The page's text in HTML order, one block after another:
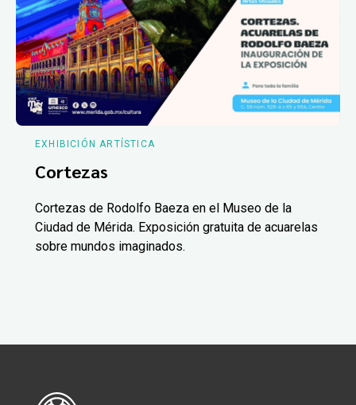
EXHIBICIÓN ARTÍSTICA
Cortezas
Cortezas de Rodolfo Baeza en el Museo de la
Ciudad de Mérida. Exposición gratuita de acuarelas
sobre mundos imaginados.